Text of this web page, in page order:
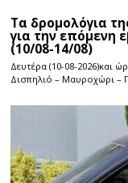
Τα δρομολόγια
για την επόμενη
(10/08-14/08)
Δευτέρα (10-08-2026)και
Δισπηλιό – Μαυροχώρι –